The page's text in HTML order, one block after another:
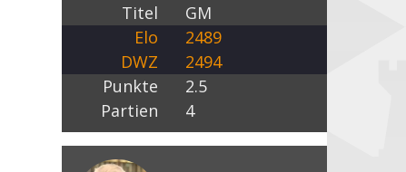
Titel
GM
Elo
2489
DWZ
2494
Punkte
2.5
Partien
4